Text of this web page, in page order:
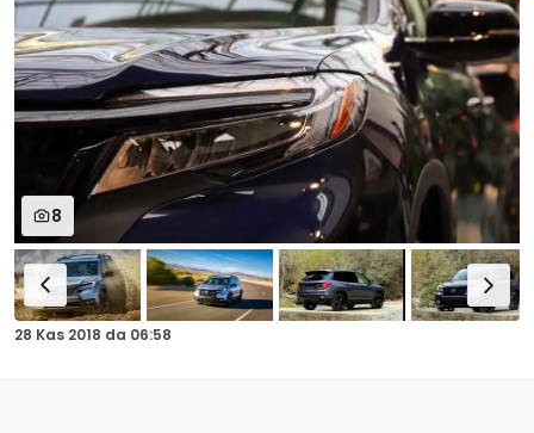
8
28 Kas 2018 da 06:58